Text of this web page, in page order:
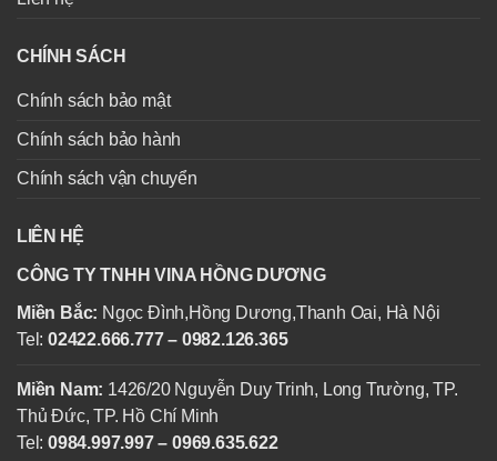
CHÍNH SÁCH
Chính sách bảo mật
Chính sách bảo hành
Chính sách vận chuyển
LIÊN HỆ
CÔNG TY TNHH VINA HỒNG DƯƠNG
Miền Bắc: Ngọc Đình,Hồng Dương,Thanh Oai, Hà Nội
Tel: 02422.666.777 – 0982.126.365
Miền Nam: 1426/20 Nguyễn Duy Trinh, Long Trường, TP.
Thủ Đức, TP. Hồ Chí Minh
Tel: 0984.997.997 – 0969.635.622